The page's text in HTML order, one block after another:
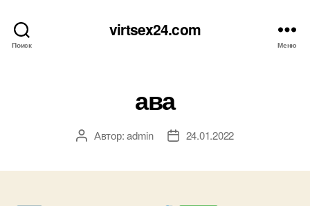
Поиск
virtsex24.com
Меню
ава
АвторАвтор:admin
Дата24.01.2022